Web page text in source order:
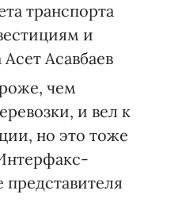
транспорта
и
Асавбаев
чем
и вел к
но это тоже
представителя